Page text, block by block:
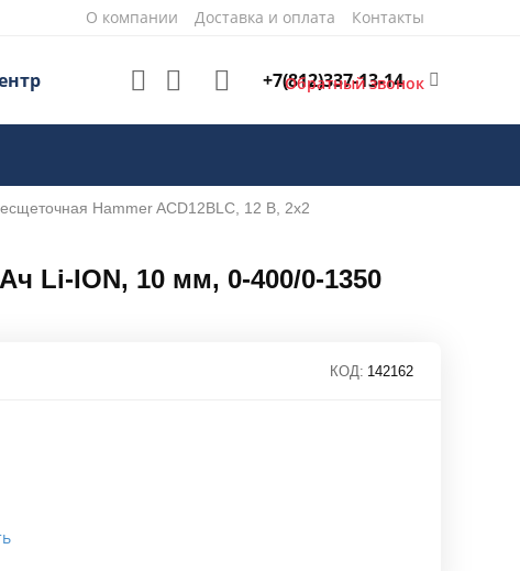
О компании Доставка и оплата Контакты
+7(812)337-13-14
Обратный звонок
Hammer ACD12BLC, 12 В, 2x2
Li-ION, 10 мм, 0-400/0-1350
КОД: 142162